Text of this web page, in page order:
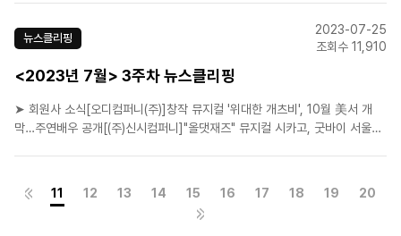
컬 '멤피스', 관객들의 뜨거운 박수와..
뉴스클리핑
2023-07-25
조회수 11,910
<2023년 7월> 3주차 뉴스클리핑
➤ 회원사 소식[오디컴퍼니(주)]창작 뮤지컬 '위대한 개츠비', 10월 美서 개
막…주연배우 공개[(주)신시컴퍼니]"올댓재즈" 뮤지컬 시카고, 굿바이 서울~
11 12 13 14 15 16 17 18 19 20